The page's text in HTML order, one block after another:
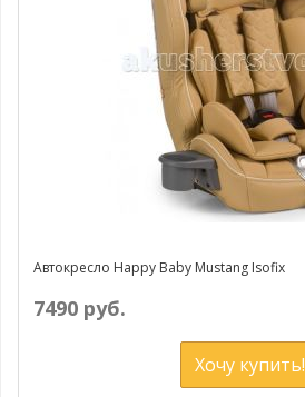
Автокресло Happy Baby Mustang Isofix
7490 руб.
Хочу купить!